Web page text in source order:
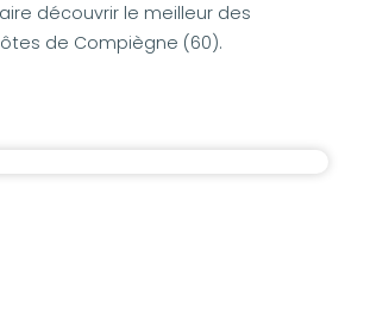
découvrir le meilleur des
de Compiègne (60).